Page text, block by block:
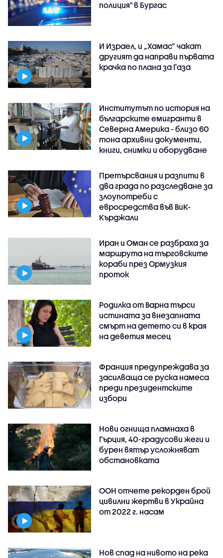
полиция" в Бургас
И Израел, и „Хамас“ чакат
другият да направи първата
крачка по плана за Газа
Институтът по история на
българските емигранти в
Северна Америка - близо 60
тона архивни документи,
книги, снимки и оборудване
Претърсвания и разпити в
два града по разследване за
злоупотреби с
евросредства във ВиК-
Кърджали
Иран и Оман се разбраха за
маршрута на търговските
кораби през Ормузкия
проток
Родилка от Варна търси
истината за внезапната
смърт на детето си в края
на деветия месец
Франция предупреждава за
засилваща се руска намеса
преди президентските
избори
Нови огнища пламнаха в
Гърция, 40-градусови жеги и
бурен вятър усложняват
обстановката
ООН отчете рекорден брой
цивилни жертви в Украйна
от 2022 г. насам
Нов спад на нивото на река